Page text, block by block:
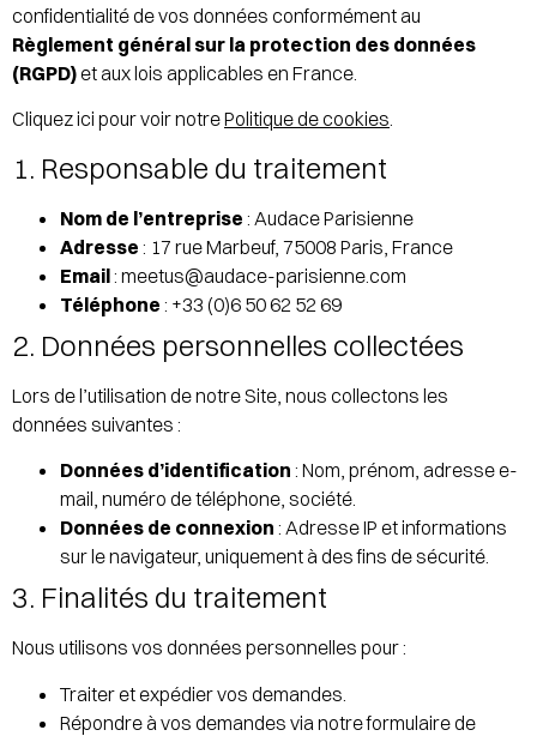
confidentialité de vos données conformément au
Règlement général sur la protection des données
(RGPD)et aux lois applicables en France.
Cliquez ici pour voir notrePolitique de cookies.
1. Responsable du traitement
Nom de l’entreprise : Audace Parisienne
Adresse : 17 rue Marbeuf, 75008 Paris, France
Email: meetus@audace-parisienne.com
Téléphone : +33 (0)6 50 62 52 69
2. Données personnelles collectées
Lors de l’utilisation de notre Site, nous collectons les
données suivantes :
Données d’identification : Nom, prénom, adresse e-
mail, numéro de téléphone, société.
Données de connexion : Adresse IP et informations
sur le navigateur, uniquement à des fins de sécurité.
3. Finalités du traitement
Nous utilisons vos données personnelles pour :
Traiter et expédier vos demandes.
Répondre à vos demandes via notre formulaire de